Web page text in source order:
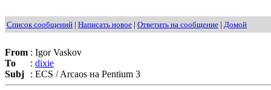
Список сообщений | Написать новое | Ответить на сообщение | Домой
From : Igor Vaskov
To
: dixie
Subj
: ECS / Arcaos на Pentium 3